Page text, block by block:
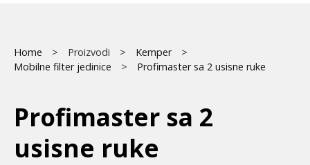
Main
Breadcrumb
Home Proizvodi
Kemper
Mobilne filter jedinice
Profimaster sa 2 usisne ruke
Profimaster sa 2
usisne ruke